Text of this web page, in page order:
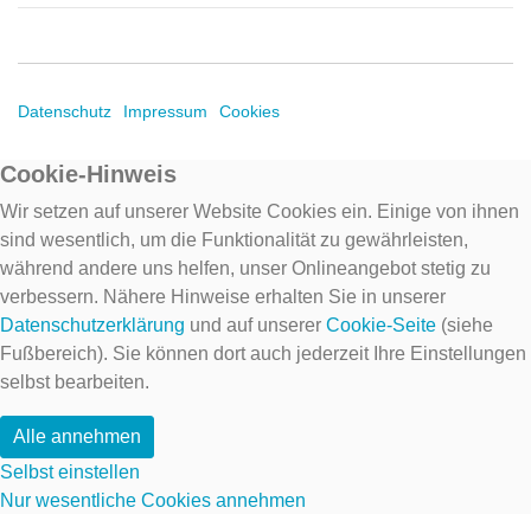
Datenschutz Impressum Cookies
Cookie-Hinweis
Wir setzen auf unserer Website Cookies ein. Einige von ihnen
sind wesentlich, um die Funktionalität zu gewährleisten,
während andere uns helfen, unser Onlineangebot stetig zu
verbessern. Nähere Hinweise erhalten Sie in unserer
Datenschutzerklärung und auf unserer Cookie-Seite (siehe
Fußbereich). Sie können dort auch jederzeit Ihre Einstellungen
selbst bearbeiten.
Alle annehmen
Selbst einstellen
Nur wesentliche Cookies annehmen